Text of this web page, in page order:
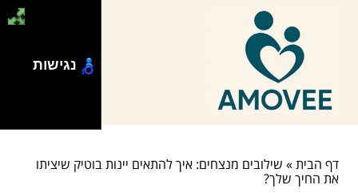
דף הבית» שילובים מנצחים: איך להתאים יינות בוטיק שיציתו
את החיך שלך?
נגישות